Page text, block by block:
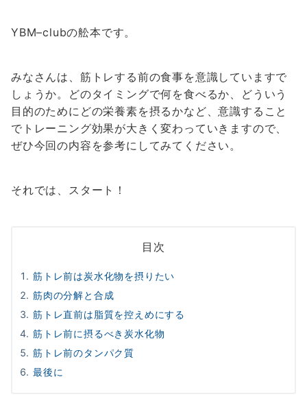
YBM–clubの舩本です。
みなさんは、筋トレする前の食事を意識していますで
しょうか。どのタイミングで何を食べるか、どういう
目的のためにどの栄養素を摂るかなど、意識すること
でトレーニング効果が大きく変わっていきますので、
ぜひ今回の内容を参考にしてみてください。
それでは、スタート！
目次
筋トレ前は炭水化物を摂りたい
筋肉の分解と合成
筋トレ直前は脂質を控えめにする
筋トレ前に摂るべき炭水化物
筋トレ前のタンパク質
最後に